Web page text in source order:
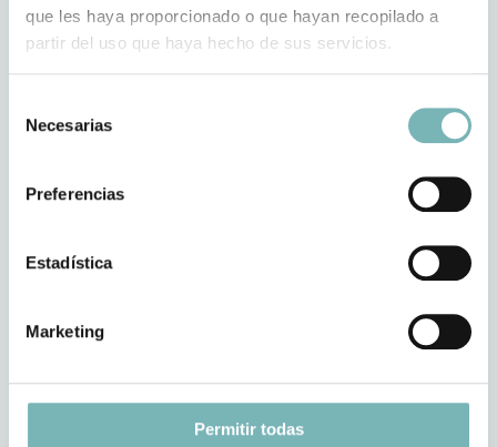
que les haya proporcionado o que hayan recopilado a
partir del uso que haya hecho de sus servicios.
Necesarias
Preferencias
Estadística
Marketing
Permitir todas
atender cualquier otra necesidad? También ofrecemos estos
servicios.